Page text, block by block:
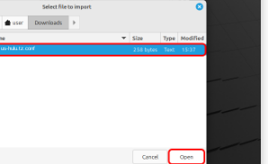
us-hulu.tz.conf